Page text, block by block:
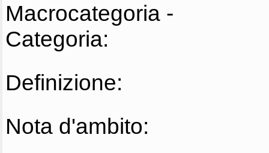
Macrocategoria -
Categoria:
Definizione:
Nota d'ambito: